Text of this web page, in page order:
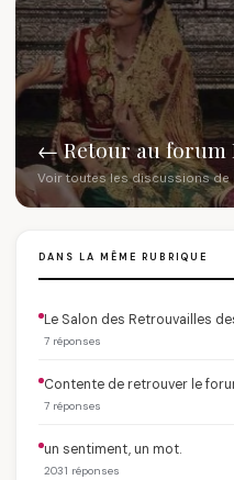
← Retour au forum
Voir toutes les discussions de
DANS LA MÊME RUBRIQUE
Le Salon des Retrouvailles
7 réponses
Contente de retrouver le
7 réponses
un sentiment, un mot.
2031 réponses